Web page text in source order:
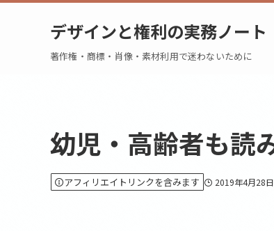
デザインと権利の実務ノート
著作権・商標・肖像・素材利用で迷わないために
幼児・高齢者も読
アフィリエイトリンクを含みます 2019年4月28日